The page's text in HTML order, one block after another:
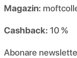
Magazin:
Cashback: 10 %
Abonare